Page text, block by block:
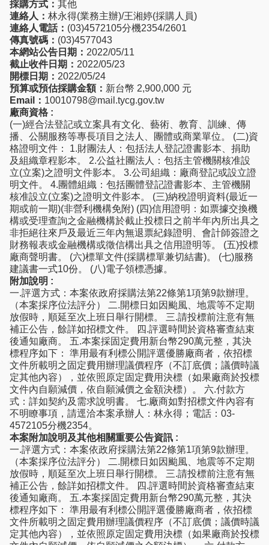
採購方式： 其他
連絡人： 林永得(業務主辦)/王湘婷(採購人員)
連絡人電話： (03)4572105分機2354/2601
傳真號碼： (03)4577043
本網站公告日期： 2022/05/11
截止收件日期： 2022/05/23
開標日期： 2022/05/24
預算或預估採購金額： 新台幣 2,900,000 元
Email： 10010798@mail.tycg.gov.tw
廠商資格 :
(一)經合法登記或立案具有文化、藝術、教育、訓練、傳
播、公關服務等專長項目之法人、團體或商業單位。 (二)資
格證明文件： 1.財團法人：包括法人登記證書影本、捐助
及組織章程影本。 2.公益社團法人：包括主管機關核准設
立(立案)之證明文件影本。 3.公司組織：廠商登記或設立證
明文件。 4.團體組織：包括團體登記證書影本、主管機關
核准設立(立案)之證明文件影本。 (三)納稅證明資料(最近一
期或前一期)(非營利機構免附) (四)信用證明：如票據交換機
構或受理查詢之金融機構於截止投標日之前半年內所出具之
非拒絕往來戶及最近三年內無退票紀錄證明、會計師簽證之
財務報表或金融機構或徵信構出具之信用證明等。 (五)投標
廠商聲明書。 (六)標單文件(採購標單兼切結書)。 (七)服務
建議書一式10份。 (八)電子領標憑據。
附加說明 :
一.評選方式：本案依政府採購法第22條第1項第9款辦理。
（本案採序位法評分） 二.開標日如因颱風、地震等不定期
放假時，順延至次上班日舉行開標。 三.請投標前注意有無
補正公告，餘詳如招標文件。 四.評選時間於資格審查結束
後通知廠商。 五.本案採固定費用新台幣290萬元整，其決
標程序如下： 準用最有利標公開評選優勝廠商者，依招標
文件所載明之固定費用辦理議價程序（不訂底價；議價時議
定其他內容），並依照原定固定費用決標（如果廠商於投標
文件內自願減價，依自願減價之金額決標）。 六.付款方
式：詳如契約及需求說明書。 七.廠商如對招標文件內容有
不明瞭事項，請逕洽本案承辦人：林永得；電話：03-
4572105分機2354。
本案附加說明及其他相關重要公告資訊 :
一.評選方式：本案依政府採購法第22條第1項第9款辦理。
（本案採序位法評分） 二.開標日如因颱風、地震等不定期
放假時，順延至次上班日舉行開標。 三.請投標前注意有無
補正公告，餘詳如招標文件。 四.評選時間於資格審查結束
後通知廠商。 五.本案採固定費用新台幣290萬元整，其決
標程序如下： 準用最有利標公開評選優勝廠商者，依招標
文件所載明之固定費用辦理議價程序（不訂底價；議價時議
定其他內容），並依照原定固定費用決標（如果廠商於投標